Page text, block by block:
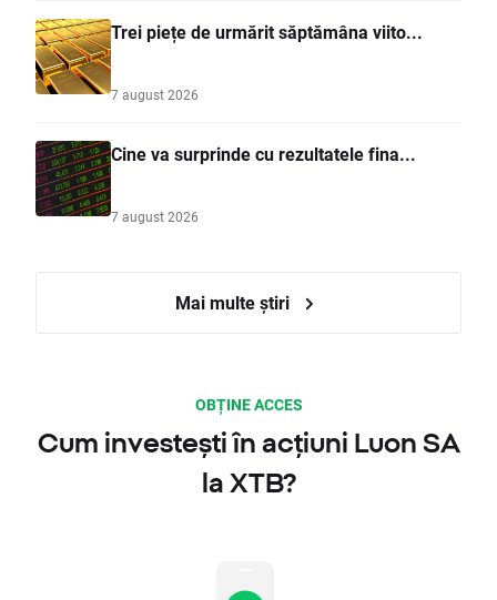
Trei piețe de urmărit săptămâna viito...
7 august 2026
Cine va surprinde cu rezultatele fina...
7 august 2026
Mai multe știri
OBȚINE ACCES
Cum investești în acțiuni Luon SA
la XTB?